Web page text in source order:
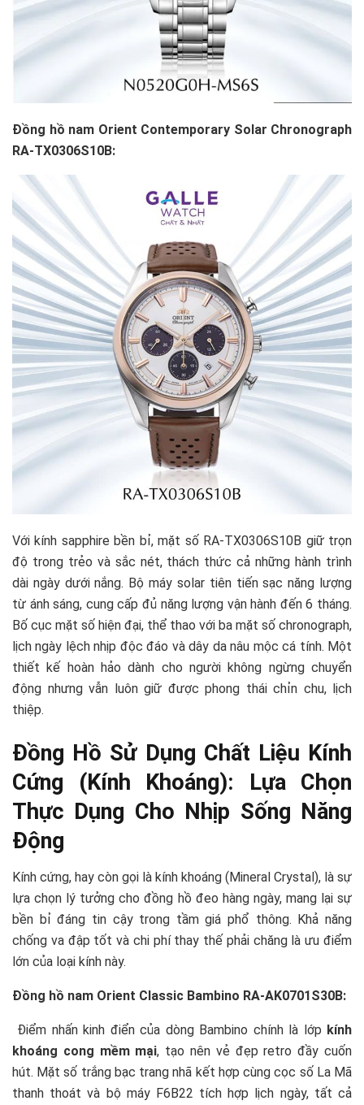
Đồng hồ nam Orient Contemporary Solar Chronograph
RA-TX0306S10B:
Với kính sapphire bền bỉ, mặt số RA-TX0306S10B giữ trọn
độ trong trẻo và sắc nét, thách thức cả những hành trình
dài ngày dưới nắng. Bộ máy solar tiên tiến sạc năng lượng
từ ánh sáng, cung cấp đủ năng lượng vận hành đến 6 tháng.
Bố cục mặt số hiện đại, thể thao với ba mặt số chronograph,
lịch ngày lệch nhịp độc đáo và dây da nâu mộc cá tính. Một
thiết kế hoàn hảo dành cho người không ngừng chuyển
động nhưng vẫn luôn giữ được phong thái chỉn chu, lịch
thiệp.
Đồng Hồ Sử Dụng Chất Liệu Kính
Cứng (Kính Khoáng): Lựa Chọn
Thực Dụng Cho Nhịp Sống Năng
Động
Kính cứng, hay còn gọi là kính khoáng (Mineral Crystal), là sự
lựa chọn lý tưởng cho đồng hồ đeo hàng ngày, mang lại sự
bền bỉ đáng tin cậy trong tầm giá phổ thông. Khả năng
chống va đập tốt và chi phí thay thế phải chăng là ưu điểm
lớn của loại kính này.
Đồng hồ nam Orient Classic Bambino RA-AK0701S30B:
Điểm nhấn kinh điển của dòng Bambino chính là lớp kính
khoáng cong mềm mại, tạo nên vẻ đẹp retro đầy cuốn
hút. Mặt số trắng bạc trang nhã kết hợp cùng cọc số La Mã
thanh thoát và bộ máy F6B22 tích hợp lịch ngày, tất cả